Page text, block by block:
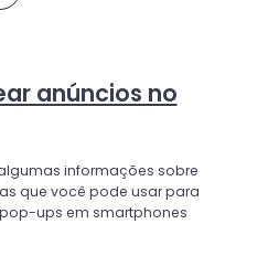
intrusiva no YouTube.
anúncios no
informações sobre
que você pode usar para
ups em smartphones